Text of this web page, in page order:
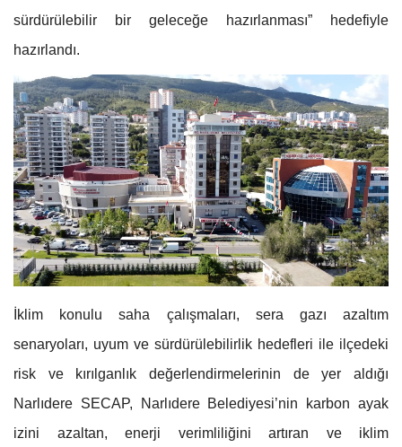
sürdürülebilir bir geleceğe hazırlanması” hedefiyle
hazırlandı.
İklim konulu saha çalışmaları, sera gazı azaltım
senaryoları, uyum ve sürdürülebilirlik hedefleri ile ilçedeki
risk ve kırılganlık değerlendirmelerinin de yer aldığı
Narlıdere SECAP, Narlıdere Belediyesi’nin karbon ayak
izini azaltan, enerji verimliliğini artıran ve iklim